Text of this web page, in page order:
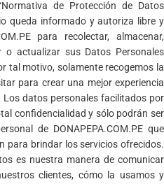
de Protección de Datos
queda informado y autoriza libre y
para recolectar, almacenar,
o actualizar sus Datos Personales
tal motivo, solamente recogemos la
para crear una mejor experiencia
datos personales facilitados por
confidencialidad y sólo podrán ser
de DONAPEPA.COM.PE que
para brindar los servicios ofrecidos.
es nuestra manera de comunicar
clientes, cómo la usamos y